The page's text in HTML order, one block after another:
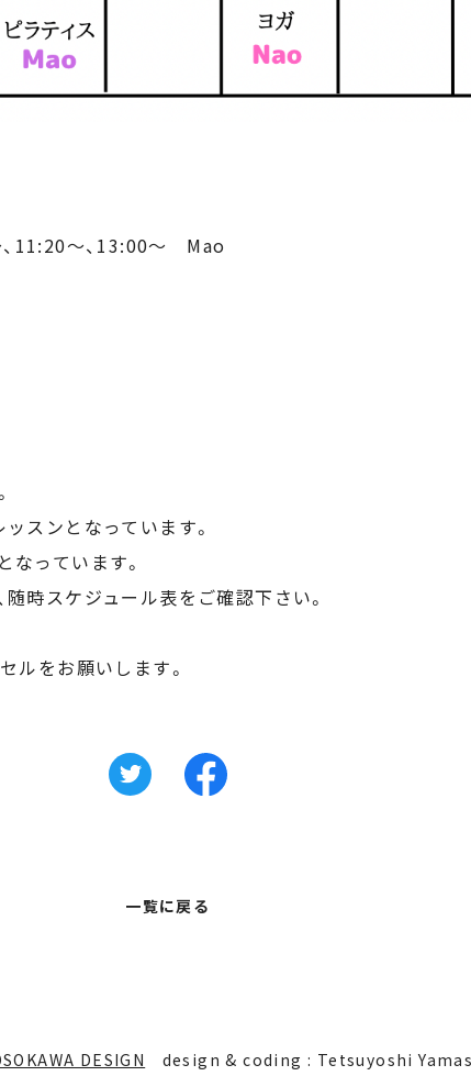
、11:20〜、13:00〜 Mao
スンとなっています。
なっています。
時スケジュール表をご確認下さい。
ルをお願いします。
一覧に戻る
DESIGN design & coding : Tetsuyoshi